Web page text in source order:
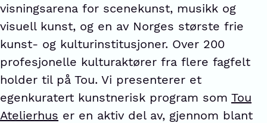
visningsarena for scenekunst, musikk og
visuell kunst, og en av Norges største frie
kunst- og kulturinstitusjoner. Over 200
profesjonelle kulturaktører fra flere fagfelt
holder til på Tou. Vi presenterer et
egenkuratert kunstnerisk program som Tou
Atelierhus er en aktiv del av, gjennom blant